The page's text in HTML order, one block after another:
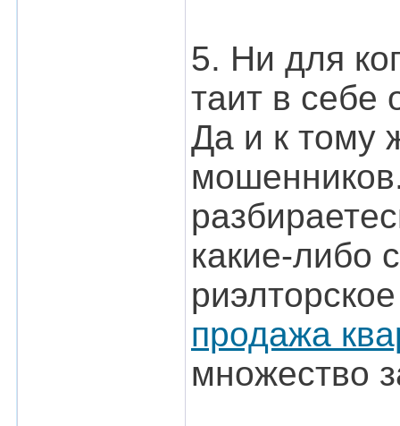
5. Ни для
таит в
Да и к тому
какие-либо
продажа
множество